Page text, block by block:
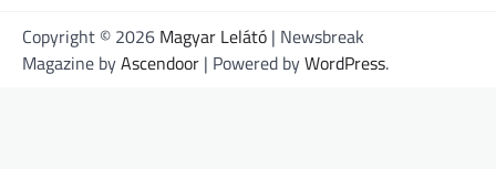
Copyright © 2026 Magyar Lelátó | Newsbreak
Magazine byAscendoor | Powered byWordPress.